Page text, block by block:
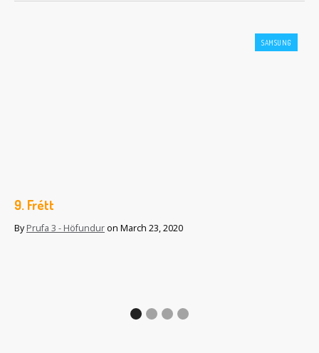
SAMSUNG
9. Frétt
By Prufa 3 - Höfundur on March 23, 2020